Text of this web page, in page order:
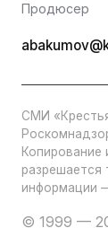
Продюсер
СМИ
Копирование
разрешается
информации
© 1999 —